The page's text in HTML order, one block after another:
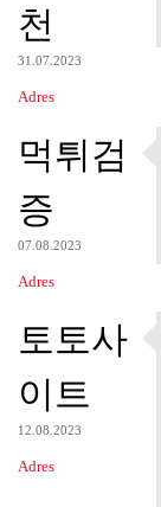
천
31.07.2023
Adres
먹튀검
증
07.08.2023
Adres
토토사
이트
12.08.2023
Adres